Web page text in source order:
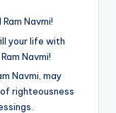
Navmi!
your life with
Navmi!
Navmi, may
righteousness